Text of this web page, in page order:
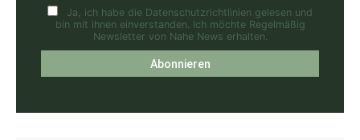
Ja, ich habe die Datenschutzrichtlinien gelesen und
bin mit ihnen einverstanden. Ich möchte Regelmäßig
Newsletter von Nahe News erhalten.